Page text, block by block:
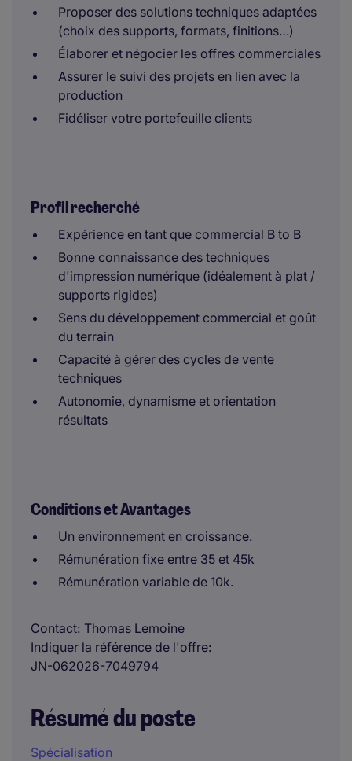
Proposer des solutions techniques adaptées
(choix des supports, formats, finitions…)
Élaborer et négocier les offres commerciales
Assurer le suivi des projets en lien avec la
production
Fidéliser votre portefeuille clients
Profil recherché
Expérience en tant que commercial B to B
Bonne connaissance des techniques
d'impression numérique (idéalement à plat /
supports rigides)
Sens du développement commercial et goût
du terrain
Capacité à gérer des cycles de vente
techniques
Autonomie, dynamisme et orientation
résultats
Conditions et Avantages
Un environnement en croissance.
Rémunération fixe entre 35 et 45k
Rémunération variable de 10k.
Contact Thomas Lemoine
Indiquer la référence de l'offre
JN-062026-7049794
Résumé du poste
Spécialisation